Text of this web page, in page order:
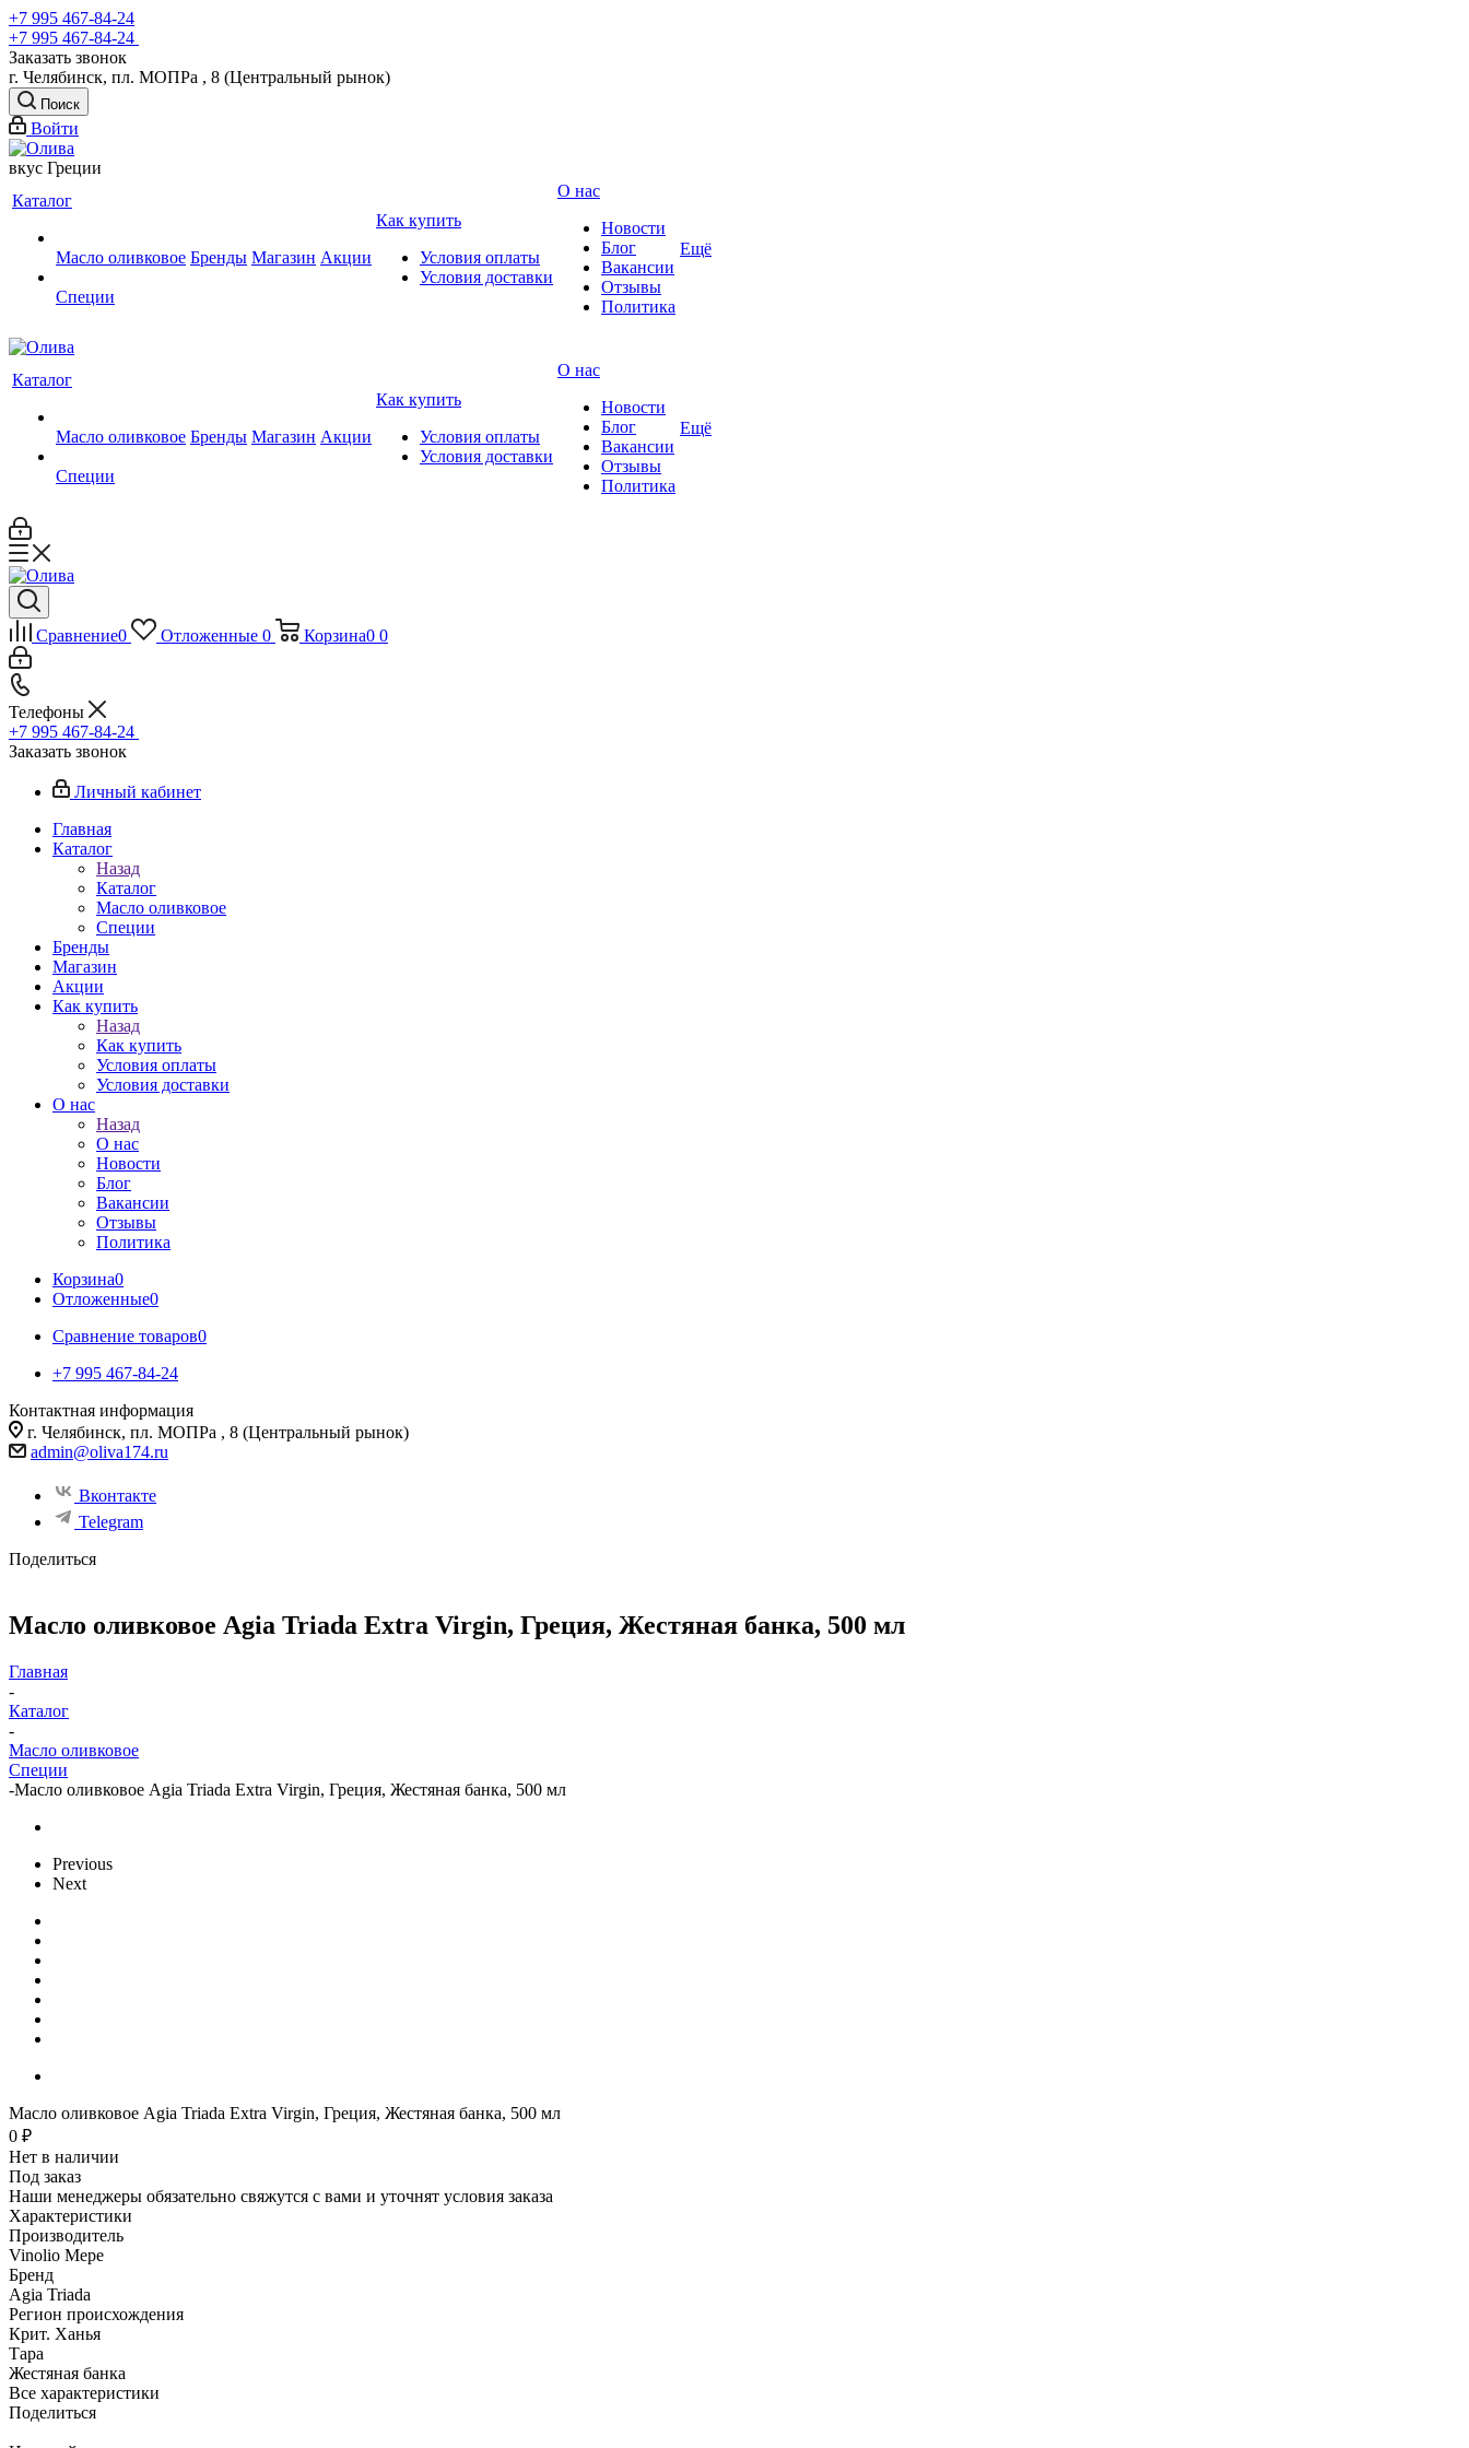
+7 995 467‑84‑24
+7 995 467‑84‑24
Заказать звонок
г. Челябинск, пл. МОПРа , 8 (Центральный рынок)
Поиск
Войти
вкус Греции
Каталог
Масло оливковое
Специи
Бренды Магазин Акции
Как купить
Условия оплаты
Условия доставки
О нас
Новости
Блог
Вакансии
Отзывы
Политика
Ещё
Каталог
Масло оливковое
Специи
Бренды Магазин Акции
Как купить
Условия оплаты
Условия доставки
О нас
Новости
Блог
Вакансии
Отзывы
Политика
Ещё
Сравнение0 Отложенные 0 Корзина0 0
Телефоны
+7 995 467‑84‑24
Заказать звонок
Личный кабинет
Главная
Каталог
Назад
Каталог
Масло оливковое
Специи
Бренды
Магазин
Акции
Как купить
Назад
Как купить
Условия оплаты
Условия доставки
О нас
Назад
О нас
Новости
Блог
Вакансии
Отзывы
Политика
Корзина0
Отложенные0
Сравнение товаров0
+7 995 467‑84‑24
Контактная информация
г. Челябинск, пл. МОПРа , 8 (Центральный рынок)
admin@oliva174.ru
Вконтакте
Telegram
Поделиться
Масло оливковое Agia Triada Extra Virgin, Греция, Жестяная банка, 500 мл
Главная
-
Каталог
-
Масло оливковое
Специи
-Масло оливковое Agia Triada Extra Virgin, Греция, Жестяная банка, 500 мл
Previous
Next
Масло оливковое Agia Triada Extra Virgin, Греция, Жестяная банка, 500 мл
0 ₽
Нет в наличии
Под заказ
Наши менеджеры обязательно свяжутся с вами и уточнят условия заказа
Характеристики
Производитель
Vinolio Mepe
Бренд
Agia Triada
Регион происхождения
Крит. Ханья
Тара
Жестяная банка
Все характеристики
Поделиться